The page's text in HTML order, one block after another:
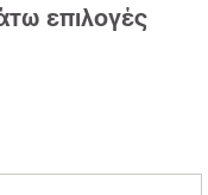
επιλογές